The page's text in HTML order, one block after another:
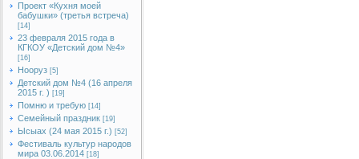
Проект «Кухня моей
бабушки» (третья встреча)
[14]
23 февраля 2015 года в
КГКОУ «Детский дом №4»
[16]
Нооруз [5]
Детский дом №4 (16 апреля
2015 г. ) [19]
Помню и требую [14]
Семейный праздник [19]
Ысыах (24 мая 2015 г.) [52]
Фестиваль культур народов
мира 03.06.2014 [18]